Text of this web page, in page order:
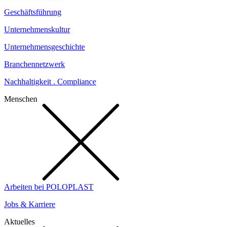
Geschäftsführung
Unternehmenskultur
Unternehmensgeschichte
Branchennetzwerk
Nachhaltigkeit . Compliance
Menschen
Arbeiten bei POLOPLAST
Jobs & Karriere
Aktuelles